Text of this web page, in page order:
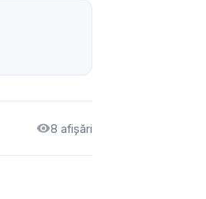
8 afișări